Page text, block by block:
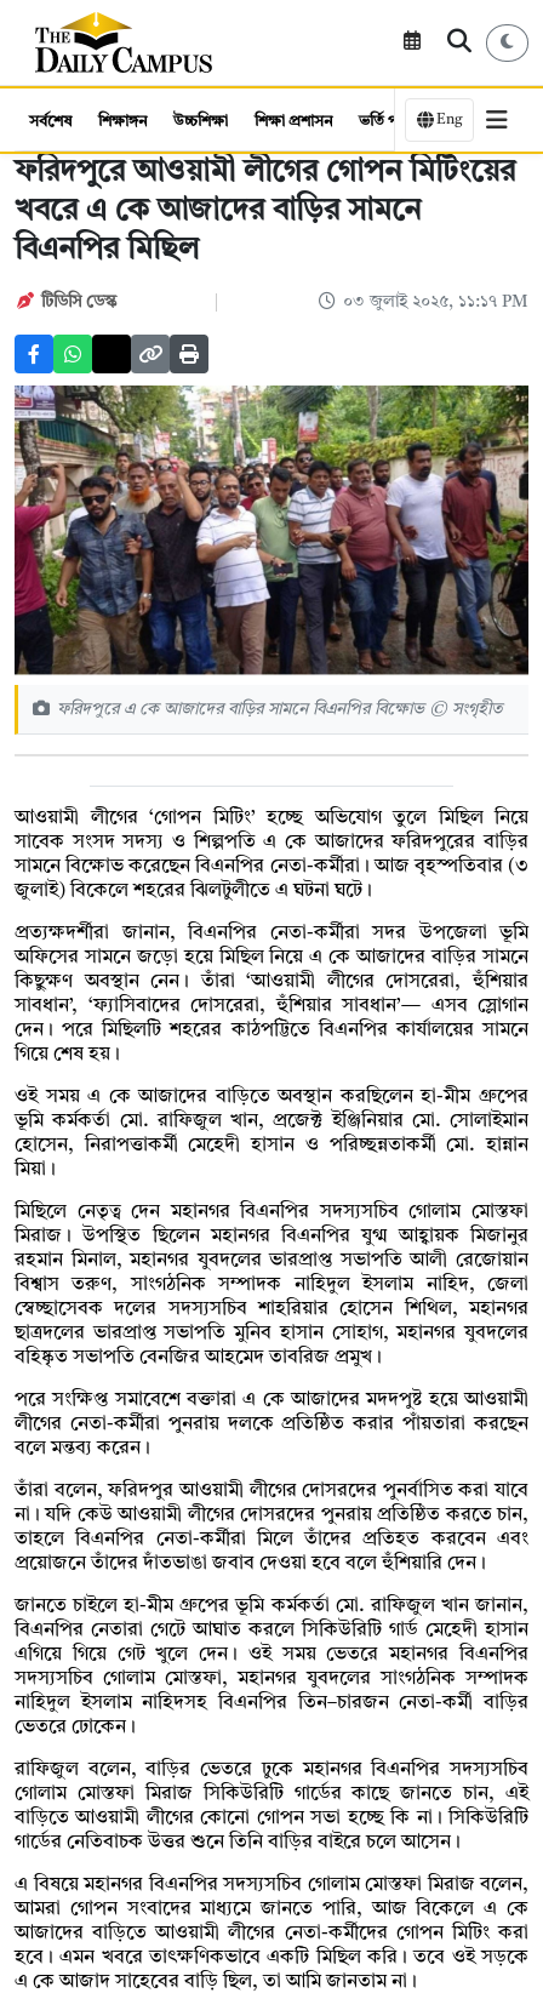
সর্বশেষ শিক্ষাঙ্গন উচ্চশিক্ষা শিক্ষা প্রশাসন ভর্তি পরীক্ষা কর্মসংস্থান
Eng
ফরিদপুরে আওয়ামী লীগের গোপন মিটিংয়ের
খবরে এ কে আজাদের বাড়ির সামনে
বিএনপির মিছিল
টিডিসি ডেস্ক ০৩ জুলাই ২০২৫, ১১:১৭ PM
ফরিদপুরে এ কে আজাদের বাড়ির সামনে বিএনপির বিক্ষোভ © সংগৃহীত
আওয়ামী লীগের ‘গোপন মিটিং’ হচ্ছে অভিযোগ তুলে মিছিল নিয়ে
সাবেক সংসদ সদস্য ও শিল্পপতি এ কে আজাদের ফরিদপুরের বাড়ির
সামনে বিক্ষোভ করেছেন বিএনপির নেতা-কর্মীরা। আজ বৃহস্পতিবার (৩
‍জুলাই) বিকেলে শহরের ঝিলটুলীতে এ ঘটনা ঘটে।
প্রত্যক্ষদর্শীরা জানান, বিএনপির নেতা-কর্মীরা সদর উপজেলা ভূমি
অফিসের সামনে জড়ো হয়ে মিছিল নিয়ে এ কে আজাদের বাড়ির সামনে
কিছুক্ষণ অবস্থান নেন। তাঁরা ‘আওয়ামী লীগের দোসরেরা, হুঁশিয়ার
সাবধান’, ‘ফ্যাসিবাদের দোসরেরা, হুঁশিয়ার সাবধান’— এসব স্লোগান
দেন। পরে মিছিলটি শহরের কাঠপট্টিতে বিএনপির কার্যালয়ের সামনে
গিয়ে শেষ হয়।
ওই সময় এ কে আজাদের বাড়িতে অবস্থান করছিলেন হা-মীম গ্রুপের
ভূমি কর্মকর্তা মো. রাফিজুল খান, প্রজেক্ট ইঞ্জিনিয়ার মো. সোলাইমান
হোসেন, নিরাপত্তাকর্মী মেহেদী হাসান ও পরিচ্ছন্নতাকর্মী মো. হান্নান
মিয়া।
মিছিলে নেতৃত্ব দেন মহানগর বিএনপির সদস্যসচিব গোলাম মোস্তফা
মিরাজ। উপস্থিত ছিলেন মহানগর বিএনপির যুগ্ম আহ্বায়ক মিজানুর
রহমান মিনাল, মহানগর যুবদলের ভারপ্রাপ্ত সভাপতি আলী রেজোয়ান
বিশ্বাস তরুণ, সাংগঠনিক সম্পাদক নাহিদুল ইসলাম নাহিদ, জেলা
স্বেচ্ছাসেবক দলের সদস্যসচিব শাহরিয়ার হোসেন শিথিল, মহানগর
ছাত্রদলের ভারপ্রাপ্ত সভাপতি মুনিব হাসান সোহাগ, মহানগর যুবদলের
বহিষ্কৃত সভাপতি বেনজির আহমেদ তাবরিজ প্রমুখ।
পরে সংক্ষিপ্ত সমাবেশে বক্তারা এ কে আজাদের মদদপুষ্ট হয়ে আওয়ামী
লীগের নেতা-কর্মীরা পুনরায় দলকে প্রতিষ্ঠিত করার পাঁয়তারা করছেন
বলে মন্তব্য করেন।
তাঁরা বলেন, ফরিদপুর আওয়ামী লীগের দোসরদের পুনর্বাসিত করা যাবে
না। যদি কেউ আওয়ামী লীগের দোসরদের পুনরায় প্রতিষ্ঠিত করতে চান,
তাহলে বিএনপির নেতা-কর্মীরা মিলে তাঁদের প্রতিহত করবেন এবং
প্রয়োজনে তাঁদের দাঁতভাঙা জবাব দেওয়া হবে বলে হুঁশিয়ারি দেন।
জানতে চাইলে হা-মীম গ্রুপের ভূমি কর্মকর্তা মো. রাফিজুল খান জানান,
বিএনপির নেতারা গেটে আঘাত করলে সিকিউরিটি গার্ড মেহেদী হাসান
এগিয়ে গিয়ে গেট খুলে দেন। ওই সময় ভেতরে মহানগর বিএনপির
সদস্যসচিব গোলাম মোস্তফা, মহানগর যুবদলের সাংগঠনিক সম্পাদক
নাহিদুল ইসলাম নাহিদসহ বিএনপির তিন–চারজন নেতা-কর্মী বাড়ির
ভেতরে ঢোকেন।
রাফিজুল বলেন, বাড়ির ভেতরে ঢুকে মহানগর বিএনপির সদস্যসচিব
গোলাম মোস্তফা মিরাজ সিকিউরিটি গার্ডের কাছে জানতে চান, এই
বাড়িতে আওয়ামী লীগের কোনো গোপন সভা হচ্ছে কি না। সিকিউরিটি
গার্ডের নেতিবাচক উত্তর শুনে তিনি বাড়ির বাইরে চলে আসেন।
এ বিষয়ে মহানগর বিএনপির সদস্যসচিব গোলাম মোস্তফা মিরাজ বলেন,
আমরা গোপন সংবাদের মাধ্যমে জানতে পারি, আজ বিকেলে এ কে
আজাদের বাড়িতে আওয়ামী লীগের নেতা-কর্মীদের গোপন মিটিং করা
হবে। এমন খবরে তাৎক্ষণিকভাবে একটি মিছিল করি। তবে ওই সড়কে
এ কে আজাদ সাহেবের বাড়ি ছিল, তা আমি জানতাম না।